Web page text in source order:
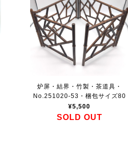
炉屏・結界・竹製・茶道具・
No.251020-53・梱包サイズ80
¥5,500
SOLD OUT